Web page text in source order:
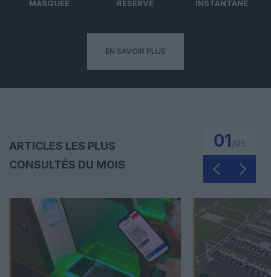
MASQUÉE
RÉSERVÉ
INSTANTANÉ
EN SAVOIR PLUS
ARTICLES LES PLUS
CONSULTÉS DU MOIS
01